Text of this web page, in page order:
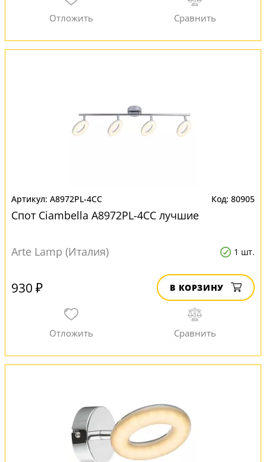
A8972PL-4CC 80905
Спот Ciambella A8972PL-4CC лучшие
Arte Lamp (Италия) 1 шт.
930 ₽ В КОРЗИНУ